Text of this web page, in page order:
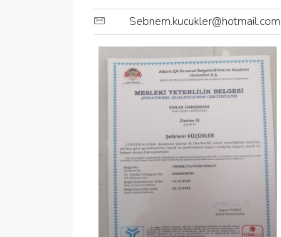
Sebnem.kucukler@hotmail.com